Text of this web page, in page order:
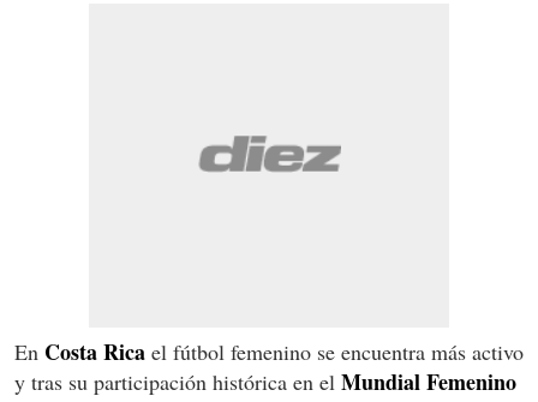
En Costa Rica el fútbol femenino se encuentra más activo
y tras su participación histórica en el Mundial Femenino